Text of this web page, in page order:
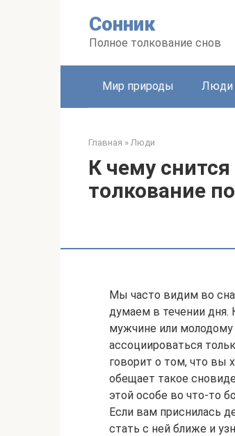
Сонник
Полное толкование снов
Мир природы Люди
Главная » Люди
К чему
толкование
Мы часто видим во
думаем в течении дня.
мужчине или молодому
ассоциироваться
говорит о том, что вы
обещает такое
этой особе во что-то
Если вам приснилась
стать с ней ближе и